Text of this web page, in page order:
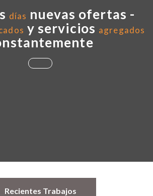
días nuevas ofertas -
y servicios agregados
Recientes Trabajos